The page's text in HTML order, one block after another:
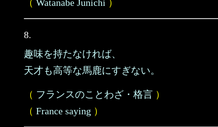
（ Watanabe Junichi ）
8.
趣味を持たなければ、
天才も高等な馬鹿にすぎない。
（ フランスのことわざ・格言 ）
（ France saying ）